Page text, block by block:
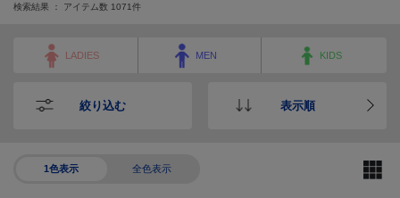
検索結果 ： アイテム数 1071件
LADIES MEN KIDS
絞り込む 表示順
1色表示 全色表示